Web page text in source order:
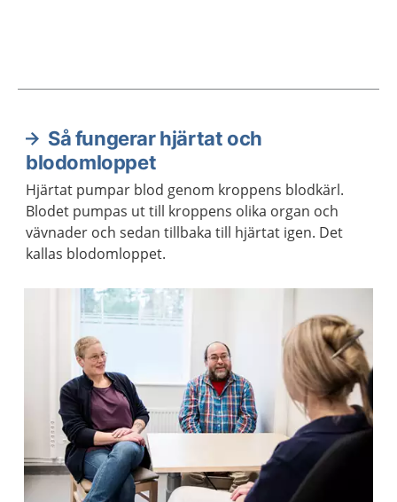
Aktuella artiklar
Så fungerar hjärtat och
blodomloppet
Hjärtat pumpar blod genom kroppens blodkärl.
Blodet pumpas ut till kroppens olika organ och
vävnader och sedan tillbaka till hjärtat igen. Det
kallas blodomloppet.